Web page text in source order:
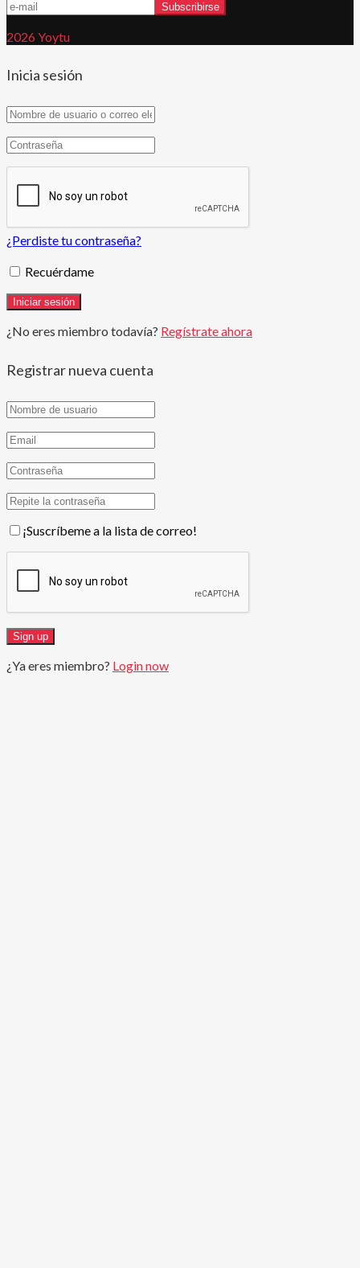
2026 Yoytu
Inicia sesión
¿Perdiste tu contraseña?
Recuérdame
¿No eres miembro todavía? Regístrate ahora
Registrar nueva cuenta
¡Suscríbeme a la lista de correo!
¿Ya eres miembro? Login now